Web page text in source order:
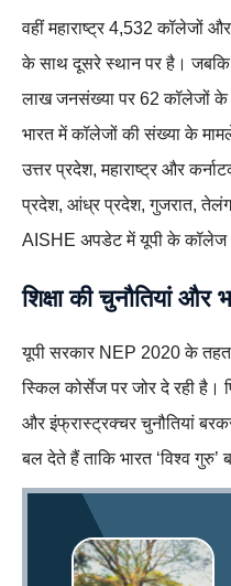
वहीं महाराष्ट्र 4,532 कॉलेजों
के साथ दूसरे स्थान पर है।
लाख जनसंख्या पर 62 कॉलेजों के
भारत में कॉलेजों की संख्या के
उत्तर प्रदेश, महाराष्ट्र और
प्रदेश, आंध्र प्रदेश, गुजरात,
AISHE अपडेट में यूपी के
शिक्षा की चुनौतियां और
यूपी सरकार NEP 2020 के
स्किल कोर्सेज पर जोर दे रही है।
और इंफ्रास्ट्रक्चर चुनौतियां
बल देते हैं ताकि भारत ‘विश्व गुरु’